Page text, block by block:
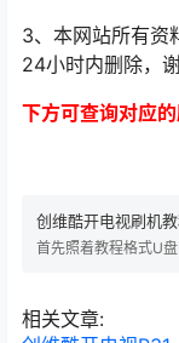
3、本网站所有资
24小时内删除，谢
下方可查询对应
创维酷开电视刷机
首先照着教程格式U
按住电视机键…
相关文章: